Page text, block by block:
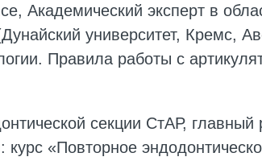
Академический эксперт в
университет, Кремс,
Правила работы с
секции СтАР, главный
«Повторное